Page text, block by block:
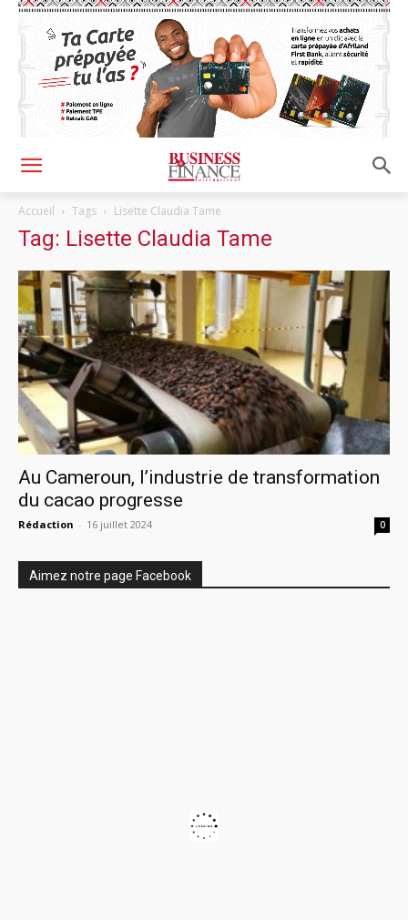
Accueil Tags Lisette Claudia Tame
Tag: Lisette Claudia Tame
Au Cameroun, l’industrie de transformation
du cacao progresse
Rédaction - 16 juillet 2024 0
Aimez notre page Facebook